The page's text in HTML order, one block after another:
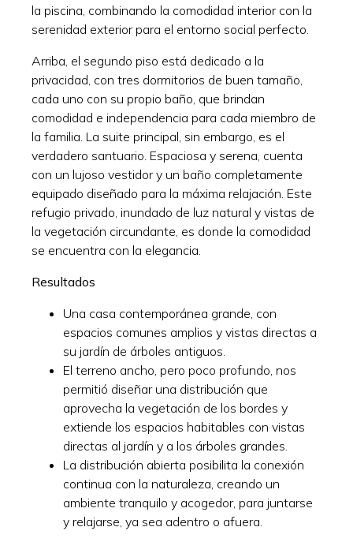
la piscina, combinando la comodidad interior con la
serenidad exterior para el entorno social perfecto.
Arriba, el segundo piso está dedicado a la
privacidad, con tres dormitorios de buen tamaño,
cada uno con su propio baño, que brindan
comodidad e independencia para cada miembro de
la familia. La suite principal, sin embargo, es el
verdadero santuario. Espaciosa y serena, cuenta
con un lujoso vestidor y un baño completamente
equipado diseñado para la máxima relajación. Este
refugio privado, inundado de luz natural y vistas de
la vegetación circundante, es donde la comodidad
se encuentra con la elegancia.
Resultados
Una casa contemporánea grande, con
espacios comunes amplios y vistas directas a
su jardín de árboles antiguos.
El terreno ancho, pero poco profundo, nos
permitió diseñar una distribución que
aprovecha la vegetación de los bordes y
extiende los espacios habitables con vistas
directas al jardín y a los árboles grandes.
La distribución abierta posibilita la conexión
continua con la naturaleza, creando un
ambiente tranquilo y acogedor, para juntarse
y relajarse, ya sea adentro o afuera.